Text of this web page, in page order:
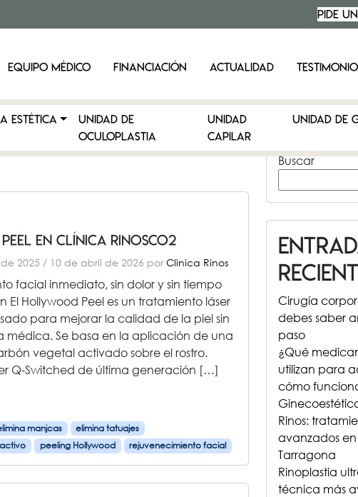
PIDE
EQUIPO MÉDICO FINANCIACIÓN ACTUALIDAD
ESTÉTICA
Unidad de
Oculoplastia
UNIDAD
CAPILAR
UNIDAD DE
en Clínica RinosCO2
2025 / 10 de abril de 2026 porClinica Rinos
facial inmediato, sin dolor y sin tiempo
El Hollywood Peel es un tratamiento láser
para mejorar la calidad de la piel sin
médica. Se basa en la aplicación de una
vegetal activado sobre el rostro.
Q-Switched de última generación […]
manjcas
elimina tatuajes
peeling Hollywood rejuvenecimiento facial
Buscar
Cirugía
debes saber
paso
¿Qué
utilizan para
cómo
Rinos:
avanzados
Tarragona
Rinoplastia
técnica más